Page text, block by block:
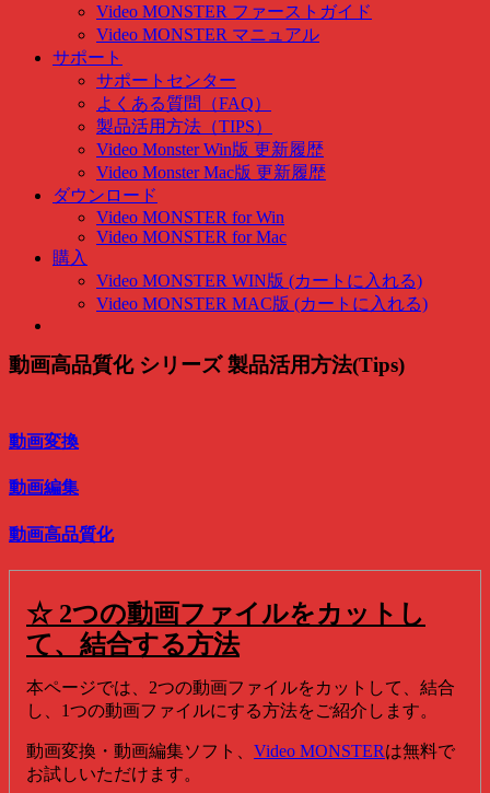
Video MONSTER ファーストガイド
Video MONSTER マニュアル
サポート
サポートセンター
よくある質問（FAQ）
製品活用方法（TIPS）
Video Monster Win版 更新履歴
Video Monster Mac版 更新履歴
ダウンロード
Video MONSTER for Win
Video MONSTER for Mac
購入
Video MONSTER WIN版 (カートに入れる)
Video MONSTER MAC版 (カートに入れる)
動画高品質化 シリーズ 製品活用方法(Tips)
動画変換
動画編集
動画高品質化
☆ 2つの動画ファイルをカットし
て、結合する方法
本ページでは、2つの動画ファイルをカットして、結合
し、1つの動画ファイルにする方法をご紹介します。
動画変換・動画編集ソフト、 Video MONSTERは無料で
お試しいただけます。